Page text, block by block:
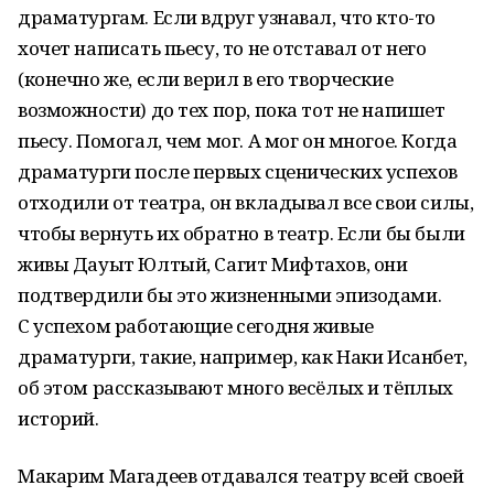
драматургам. Если вдруг узнавал, что кто-то
хочет написать пьесу, то не отставал от него
(конечно же, если верил в его творческие
возможности) до тех пор, пока тот не напишет
пьесу. Помогал, чем мог. А мог он многое. Когда
драматурги после первых сценических успехов
отходили от театра, он вкладывал все свои силы,
чтобы вернуть их обратно в театр. Если бы были
живы Дауыт Юлтый, Сагит Мифтахов, они
подтвердили бы это жизненными эпизодами.
С успехом работающие сегодня живые
драматурги, такие, например, как Наки Исанбет,
об этом рассказывают много весёлых и тёплых
историй.
Макарим Магадеев отдавался театру всей своей